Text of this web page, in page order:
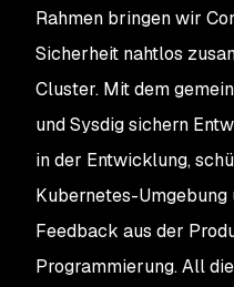
Rahmen bringen wir
Sicherheit nahtlos
Cluster. Mit dem
und Sysdig sichern
in der Entwicklung,
Kubernetes-
Feedback aus der
Programmierung. All